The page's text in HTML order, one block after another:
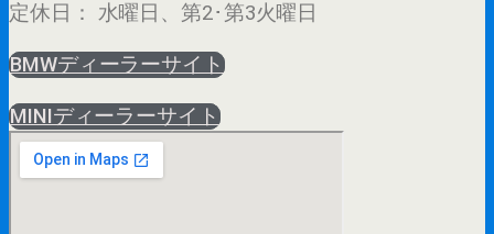
定休日： 水曜日、第2･第3火曜日
BMWディーラーサイト
MINIディーラーサイト